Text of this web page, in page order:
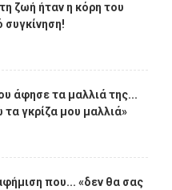
ζωή ήταν η κόρη του
συγκίνηση!
άφησε τα μαλλιά της...
γκρίζα μου μαλλιά»
που... «δεν θα σας